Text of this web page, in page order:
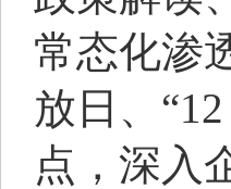
常态化渗
放日、
点，深入